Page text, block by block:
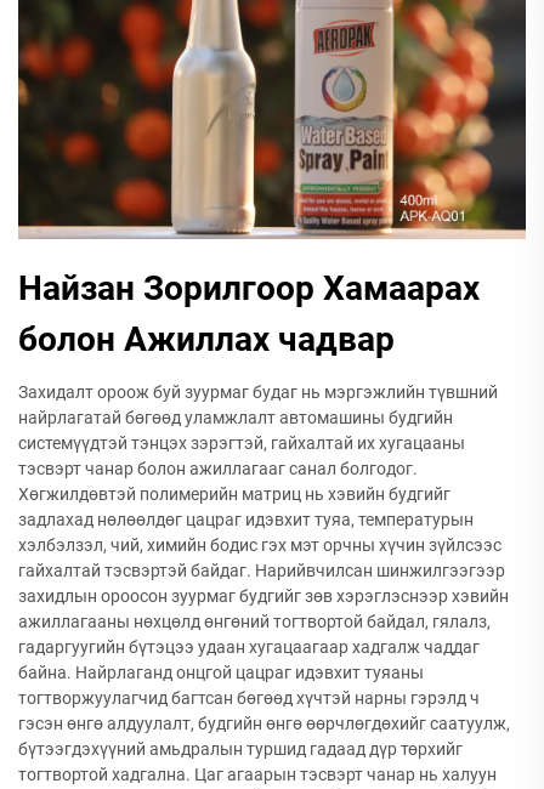
Найзан Зорилгоор Хамаарах
болон Ажиллах чадвар
Захидалт ороож буй зуурмаг будаг нь мэргэжлийн түвшний
найрлагатай бөгөөд уламжлалт автомашины будгийн
системүүдтэй тэнцэх зэрэгтэй, гайхалтай их хугацааны
тэсвэрт чанар болон ажиллагааг санал болгодог.
Хөгжилдөвтэй полимерийн матриц нь хэвийн будгийг
задлахад нөлөөлдөг цацраг идэвхит туяа, температурын
хэлбэлзэл, чий, химийн бодис гэх мэт орчны хүчин зүйлсээс
гайхалтай тэсвэртэй байдаг. Нарийвчилсан шинжилгээгээр
захидлын ороосон зуурмаг будгийг зөв хэрэглэснээр хэвийн
ажиллагааны нөхцөлд өнгөний тогтвортой байдал, гялалз,
гадаргуугийн бүтэцээ удаан хугацаагаар хадгалж чаддаг
байна. Найрлаганд онцгой цацраг идэвхит туяаны
тогтворжуулагчид багтсан бөгөөд хүчтэй нарны гэрэлд ч
гэсэн өнгө алдуулалт, будгийн өнгө өөрчлөгдөхийг саатуулж,
бүтээгдэхүүний амьдралын туршид гадаад дүр төрхийг
тогтвортой хадгална. Цаг агаарын тэсвэрт чанар нь халуун